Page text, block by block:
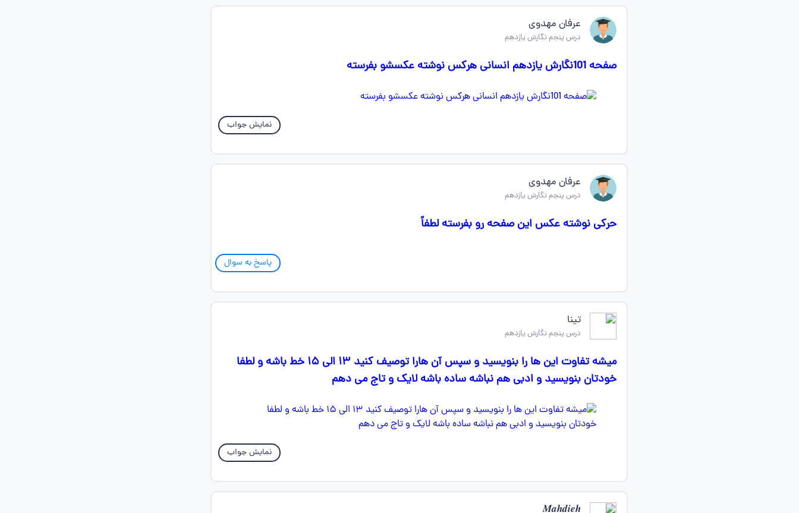
عرفان مهدوی
درس پنجم نگارش یازدهم
صفحه 101نگارش یازدهم انسانی هرکس نوشته عکسشو بفرسته
نمایش جواب
عرفان مهدوی
درس پنجم نگارش یازدهم
حرکی نوشته عکس این صفحه رو بفرسته لطفاً
پاسخ به سوال
تینا
درس پنجم نگارش یازدهم
میشه تفاوت این ها را بنویسید و سپس آن هارا توصیف کنید ۱۳ الی ۱۵ خط باشه و لطفا
خودتان بنویسید و ادبی هم نباشه ساده باشه لایک و تاج می دهم
نمایش جواب